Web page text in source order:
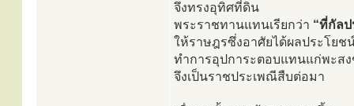
จึงทรงอุทิศที่ดิน
พระราชทานแทนเรียกว่า “ที่กัล
ให้ราษฎรซึ่งอาศัยได้ผลประโย
ทำการอุปการะตอบแทนแก่พะส
จึงเป็นราชประเพณีสืบต่อมา